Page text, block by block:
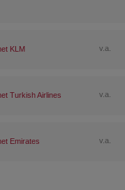
KLM v.a.
Turkish Airlines v.a.
Emirates v.a.